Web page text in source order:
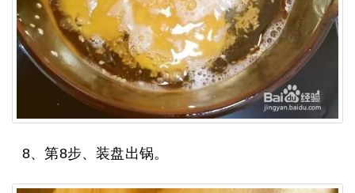
8、第8步、装盘出锅。